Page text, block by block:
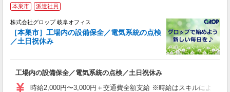
本巣市 派遣社員
株式会社グロップ 岐阜オフィス
［本巣市］工場内の設備保全／電気系統の点検
／土日祝休み
工場内の設備保全／電気系統の点検／土日祝休み
時給2,000円〜3,000円＋交通費全額支給 ※時給はスキルにより